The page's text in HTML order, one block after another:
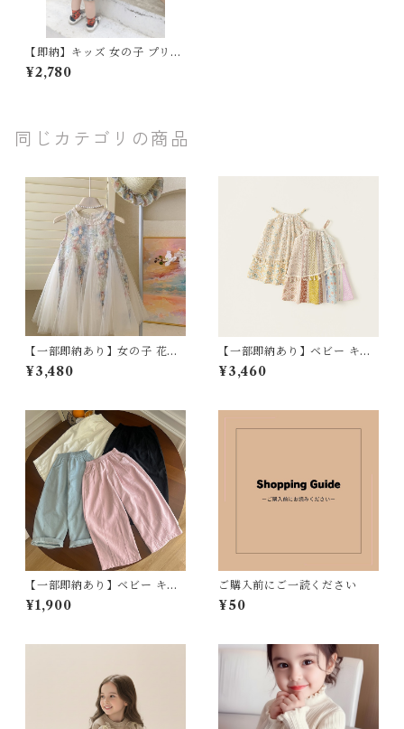
【即納】キッズ 女の子 プリン
トカットソー 長袖 レオパード
柄スカート 大人マニッシュ 2
¥2,780
同じカテゴリの商品
【一部即納あり】女の子 花柄
チュールワンピース キッズ フ
ェミニン フォーマル おしゃれ
¥3,480
【一部即納あり】ベビー キッ
ズ ワンピース エスニック キャ
ミワンピ レース アジアン レト
80 90 100 110 120 130 140c
¥3,460
【一部即納あり】ベビー キッ
ズ ワイドパンツ ボトムス リラ
ックスストレート ウエストゴ
140 150 160cm
¥1,900
ご購入前にご一読ください
¥50